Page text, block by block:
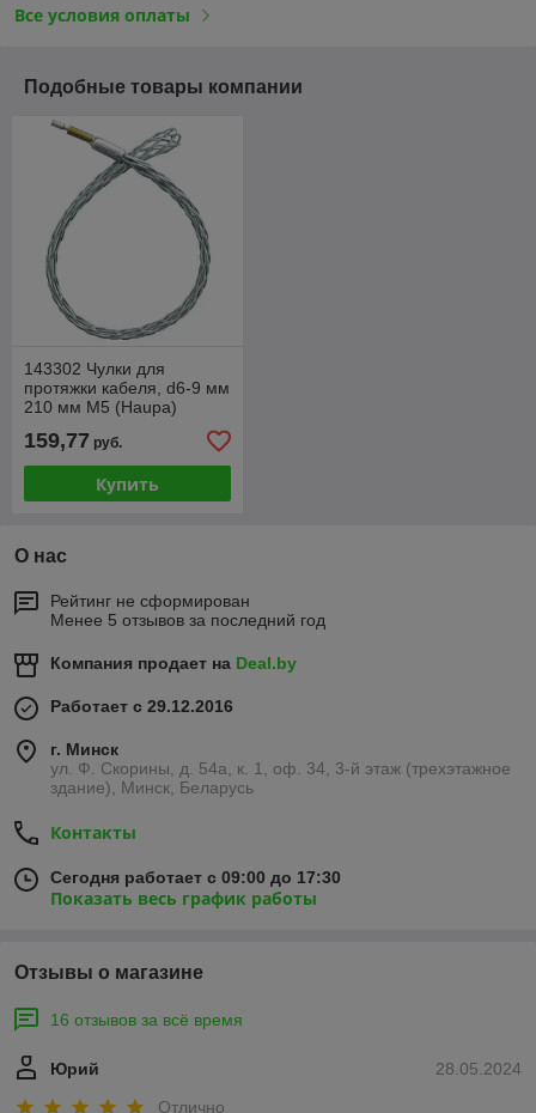
Все условия оплаты
Подобные товары компании
143302 Чулки для
протяжки кабеля, d6-9 мм
210 мм M5 (Haupa)
159,77 руб.
Купить
О нас
Рейтинг не сформирован
Менее 5 отзывов за последний год
Компания продает на Deal.by
Работает с 29.12.2016
г. Минск
ул. Ф. Скорины, д. 54а, к. 1, оф. 34, 3-й этаж (трехэтажное
здание), Минск, Беларусь
Контакты
Сегодня работает с 09:00 до 17:30
Показать весь график работы
Отзывы о магазине
16 отзывов за всё время
28.05.2024
Юрий
Отлично